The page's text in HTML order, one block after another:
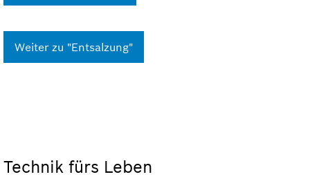
Weiter zu "Entsalzung"
Technik fürs Leben